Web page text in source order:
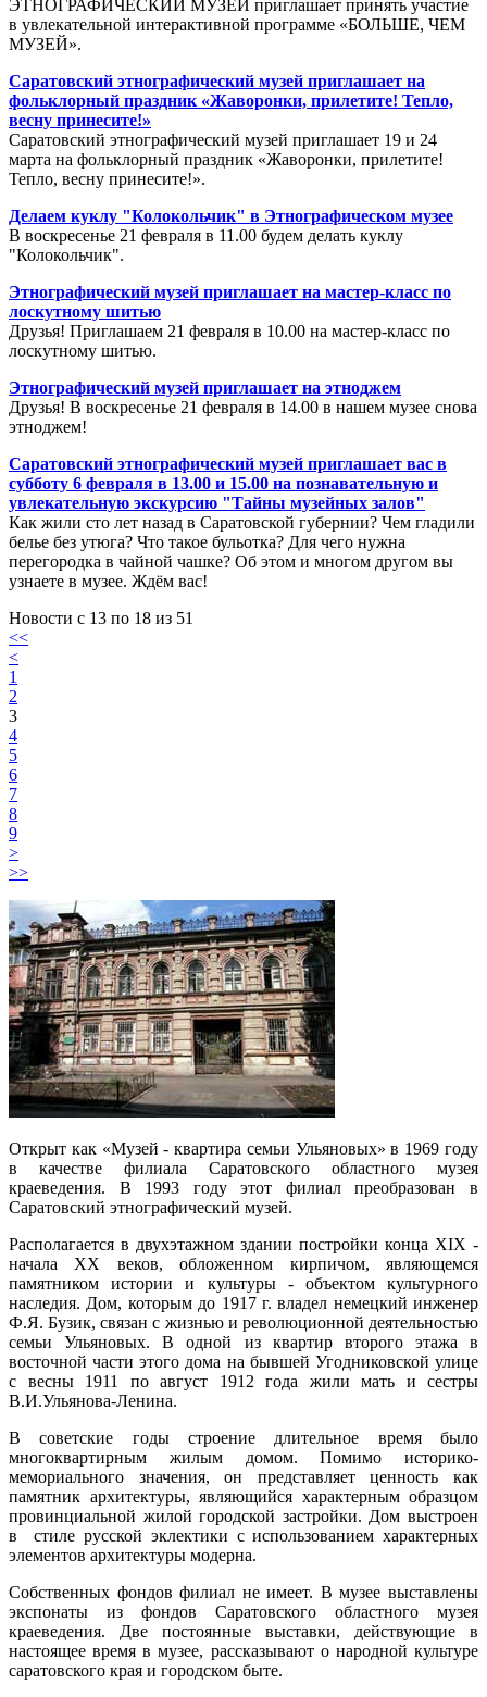
ЭТНОГРАФИЧЕСКИЙ МУЗЕЙ приглашает принять участие
в увлекательной интерактивной программе «БОЛЬШЕ, ЧЕМ
МУЗЕЙ».
Саратовский этнографический музей приглашает на
фольклорный праздник «Жаворонки, прилетите! Тепло,
весну принесите!»
Саратовский этнографический музей приглашает 19 и 24
марта на фольклорный праздник «Жаворонки, прилетите!
Тепло, весну принесите!».
Делаем куклу "Колокольчик" в Этнографическом музее
В воскресенье 21 февраля в 11.00 будем делать куклу
"Колокольчик".
Этнографический музей приглашает на мастер-класс по
лоскутному шитью
Друзья! Приглашаем 21 февраля в 10.00 на мастер-класс по
лоскутному шитью.
Этнографический музей приглашает на этноджем
Друзья! В воскресенье 21 февраля в 14.00 в нашем музее снова
этноджем!
Саратовский этнографический музей приглашает вас в
субботу 6 февраля в 13.00 и 15.00 на познавательную и
увлекательную экскурсию "Тайны музейных залов"
Как жили сто лет назад в Саратовской губернии? Чем гладили
белье без утюга? Что такое бульотка? Для чего нужна
перегородка в чайной чашке? Об этом и многом другом вы
узнаете в музее. Ждём вас!
Новости с 13 по 18 из 51
<<
<
1
2
3
4
5
6
7
8
9
>
>>
Открыт как «Музей - квартира семьи Ульяновых» в 1969 году
в качестве филиала Саратовского областного музея
краеведения. В 1993 году этот филиал преобразован в
Саратовский этнографический музей.
Располагается в двухэтажном здании постройки конца XIX -
начала XX веков, обложенном кирпичом, являющемся
памятником истории и культуры - объектом культурного
наследия. Дом, которым до 1917 г. владел немецкий инженер
Ф.Я. Бузик, связан с жизнью и революционной деятельностью
семьи Ульяновых. В одной из квартир второго этажа в
восточной части этого дома на бывшей Угодниковской улице
с весны 1911 по август 1912 года жили мать и сестры
В.И.Ульянова-Ленина.
В советские годы строение длительное время было
многоквартирным жилым домом. Помимо историко-
мемориального значения, он представляет ценность как
памятник архитектуры, являющийся характерным образцом
провинциальной жилой городской застройки. Дом выстроен
в
стиле русской эклектики с использованием характерных
элементов архитектуры модерна.
Собственных фондов филиал не имеет. В музее выставлены
экспонаты из фондов Саратовского областного музея
краеведения. Две постоянные выставки, действующие в
настоящее время в музее, рассказывают о народной культуре
саратовского края и городском быте.